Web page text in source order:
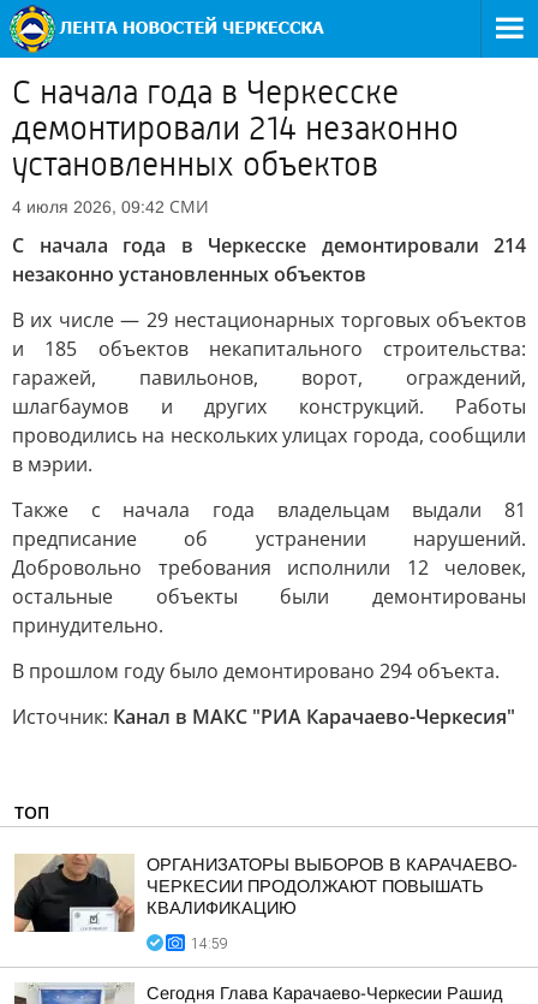
С начала года в Черкесске
демонтировали 214 незаконно
установленных объектов
4 июля 2026, 09:42 СМИ
С начала года в Черкесске демонтировали 214
незаконно установленных объектов
В их числе — 29 нестационарных торговых объектов
и 185 объектов некапитального строительства:
гаражей, павильонов, ворот, ограждений,
шлагбаумов и других конструкций. Работы
проводились на нескольких улицах города, сообщили
в мэрии.
Также с начала года владельцам выдали 81
предписание об устранении нарушений.
Добровольно требования исполнили 12 человек,
остальные объекты были демонтированы
принудительно.
В прошлом году было демонтировано 294 объекта.
Источник: Канал в МАКС "РИА Карачаево-Черкесия"
ТОП
ОРГАНИЗАТОРЫ ВЫБОРОВ В КАРАЧАЕВО-
ЧЕРКЕСИИ ПРОДОЛЖАЮТ ПОВЫШАТЬ
КВАЛИФИКАЦИЮ
14:59
Сегодня Глава Карачаево-Черкесии Рашид